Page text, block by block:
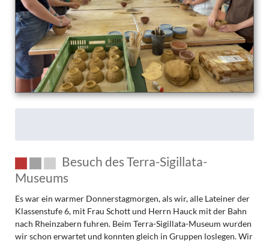
Besuch des Terra-Sigillata-
Museums
Es war ein warmer Donnerstagmorgen, als wir, alle Lateiner der
Klassenstufe 6, mit Frau Schott und Herrn Hauck mit der Bahn
nach Rheinzabern fuhren. Beim Terra-Sigillata-Museum wurden
wir schon erwartet und konnten gleich in Gruppen loslegen. Wir